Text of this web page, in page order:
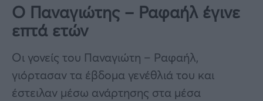
Ο Παναγιώτης – Ραφαήλ έγινε
επτά ετών
Οι γονείς του Παναγιώτη – Ραφαήλ,
γιόρτασαν τα έβδομα γενέθλιά του και
έστειλαν μέσω ανάρτησης στα μέσα